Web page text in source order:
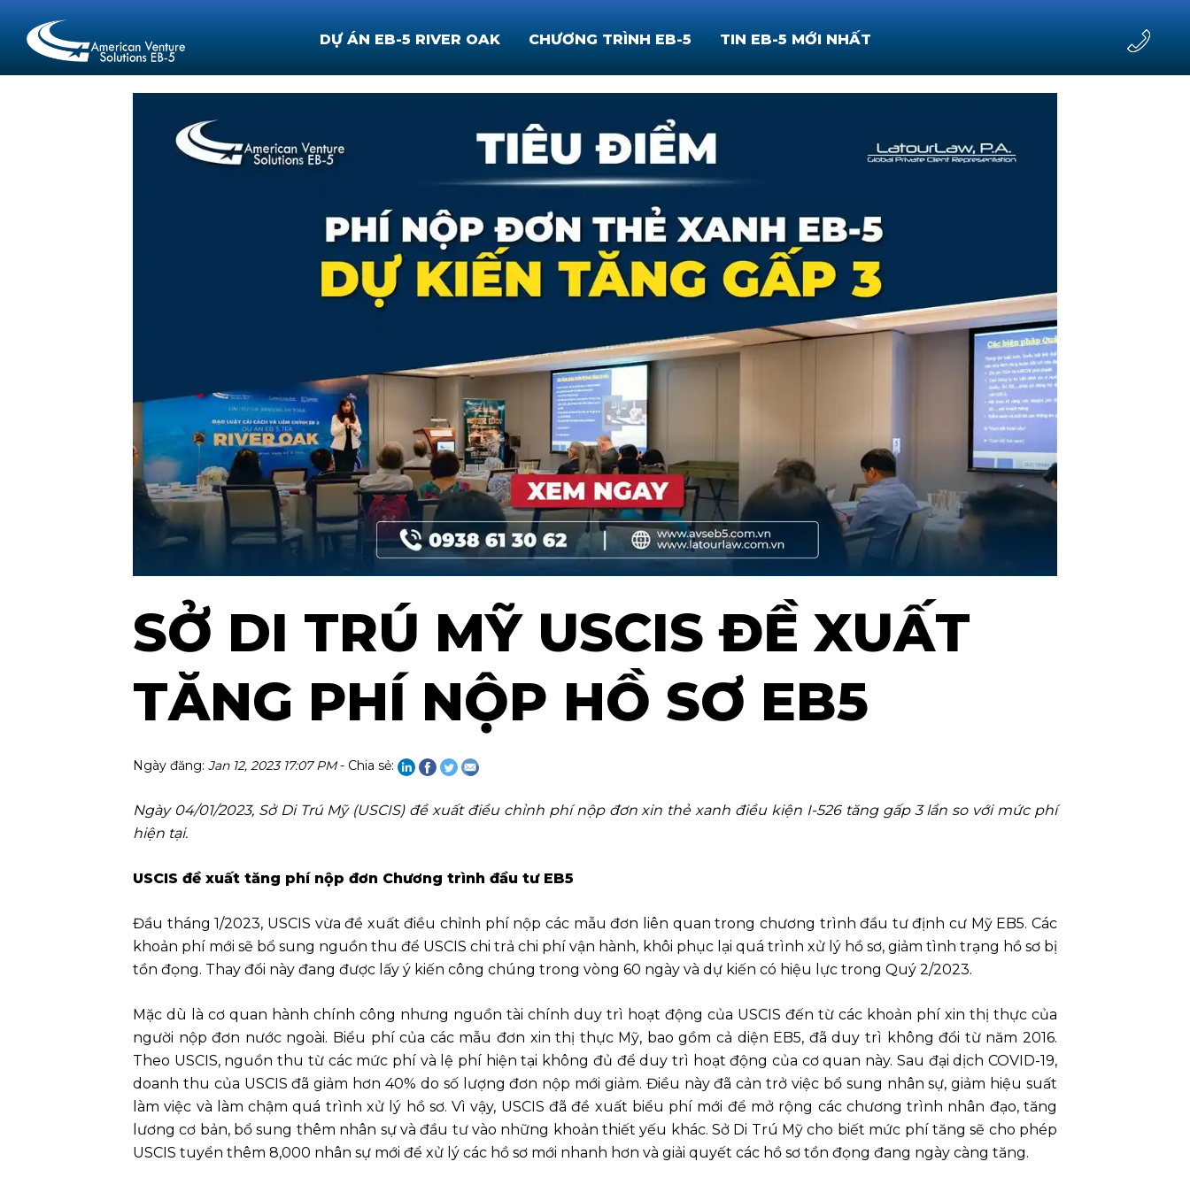
DỰ ÁN EB-5 RIVER OAK CHƯƠNG TRÌNH EB-5 TIN EB-5 MỚI NHẤT
SỞ DI TRÚ MỸ USCIS ĐỀ XUẤT
TĂNG PHÍ NỘP HỒ SƠ EB5
Ngày đăng: Jan 12, 2023 17:07 PM- Chia sẻ:
Ngày 04/01/2023, Sở Di Trú Mỹ (USCIS) đề xuất điều chỉnh phí nộp đơn xin thẻ xanh điều kiện I-526 tăng gấp 3 lần so với mức phí
hiện tại.
​USCIS đề xuất tăng phí nộp đơn Chương trình đầu tư EB5
Đầu tháng 1/2023, USCIS vừa đề xuất điều chỉnh phí nộp các mẫu đơn liên quan trong chương trình đầu tư định cư Mỹ EB5. Các
khoản phí mới sẽ bổ sung nguồn thu để USCIS chi trả chi phí vận hành, khôi phục lại quá trình xử lý hồ sơ, giảm tình trạng hồ sơ bị
tồn đọng. Thay đổi này đang được lấy ý kiến công chúng trong vòng 60 ngày và dự kiến có hiệu lực trong Quý 2/2023.
Mặc dù là cơ quan hành chính công nhưng nguồn tài chính duy trì hoạt động của USCIS đến từ các khoản phí xin thị thực của
người nộp đơn nước ngoài. Biểu phí của các mẫu đơn xin thị thực Mỹ, bao gồm cả diện EB5, đã duy trì không đổi từ năm 2016.
Theo USCIS, nguồn thu từ các mức phí và lệ phí hiện tại không đủ để duy trì hoạt động của cơ quan này. Sau đại dịch COVID-19,
doanh thu của USCIS đã giảm hơn 40% do số lượng đơn nộp mới giảm. Điều này đã cản trở việc bổ sung nhân sự, giảm hiệu suất
làm việc và làm chậm quá trình xử lý hồ sơ. Vì vậy, USCIS đã đề xuất biểu phí mới để mở rộng các chương trình nhân đạo, tăng
lương cơ bản, bổ sung thêm nhân sự và đầu tư vào những khoản thiết yếu khác. Sở Di Trú Mỹ cho biết mức phí tăng sẽ cho phép
USCIS tuyển thêm 8,000 nhân sự mới để xử lý các hồ sơ mới nhanh hơn và giải quyết các hồ sơ tồn đọng đang ngày càng tăng.